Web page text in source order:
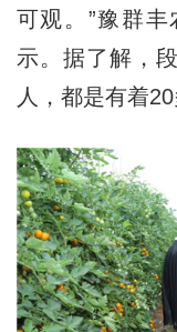
可观。”豫群
示。据了解，
人，都是有着20